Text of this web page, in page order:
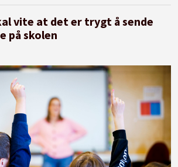
vite at det er trygt å sende
på skolen